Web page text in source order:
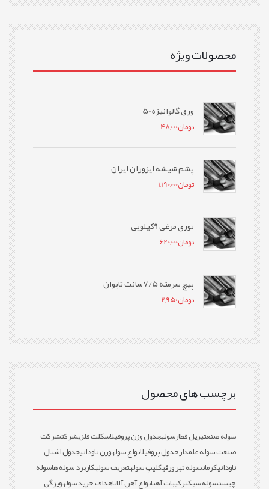
محصولات ویژه
ورق گالوانیزه 50
تومان48,000
پشم شیشه ایزوران ایران
تومان1,190,000
توری مرغی 9کیلویی
تومان620,000
پیچ سرمته 7/5سانت تایوان
تومان2,950
برچسب های محصول
سوله صنعتیریل قطارسولهجدول وزن پروفیلاسکلت فلزیشرکتشرکت
صنعت سوله علمدارجدول پروفیلانواع سولهوزن ناودانیجدول اشتال
ناودانیکرمانسوله تیر ورقیکلیپ سولهتعریف سولهکاربرد سوله هاسوله
چیستسوله سبکترکیبات آهنانواع آهن آلاتاهداف خرید سولهویژگی